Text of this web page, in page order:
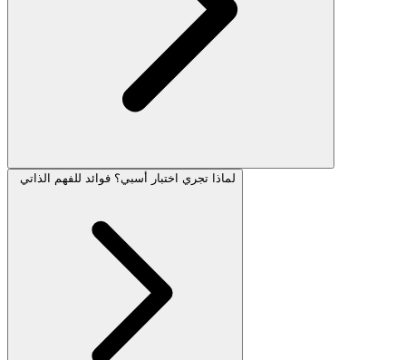
لماذا تجري اختبار أسبي؟ فوائد للفهم الذاتي